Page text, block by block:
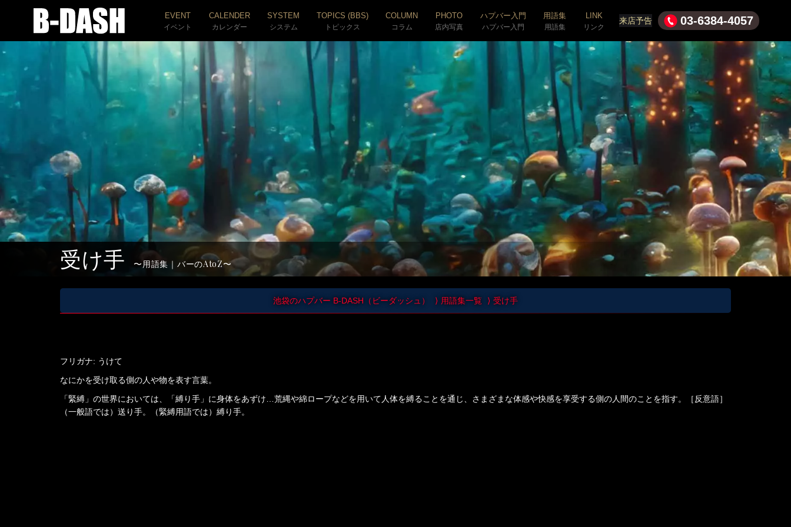
EVENT
イベント
CALENDER
カレンダー
SYSTEM
システム
TOPICS (BBS)
トピックス
COLUMN
コラム
PHOTO
店内写真
ハプバー入門
ハプバー入門
用語集
用語集
LINK
リンク
来店予告 03-6384-4057
受け手 用語集｜バーのAtoZ
池袋のハプバー B-DASH（ビーダッシュ） 用語集一覧 受け手
フリガナ: うけて
なにかを受け取る側の人や物を表す言葉。
「緊縛」の世界においては、「縛り手」に身体をあずけ…荒縄や綿ロープなどを用いて人体を縛ることを通じ、さまざまな体感や快感を享受する側の人間のことを指す。［反意語］
（一般語では）送り手。（緊縛用語では）縛り手。